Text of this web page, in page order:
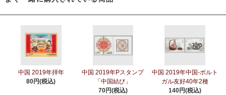
中国 2019年拝年
80円(税込)
中国 2019年Pスタンプ
「中国結び」
70円(税込)
中国 2019年中国-ポルト
ガル友好40年2種
140円(税込)